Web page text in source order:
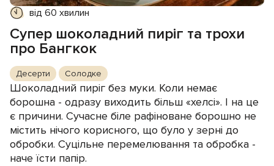
від 60 хвилин
Супер шоколадний пиріг та трохи
про Бангкок
Десерти Солодке
Шоколадний пиріг без муки. Коли немає
борошна - одразу виходить більш «хелсі». І на це
є причини. Сучасне біле рафіноване борошно не
містить нічого корисного, що було у зерні до
обробки. Суцільне перемелювання та обробка -
наче їсти папір.